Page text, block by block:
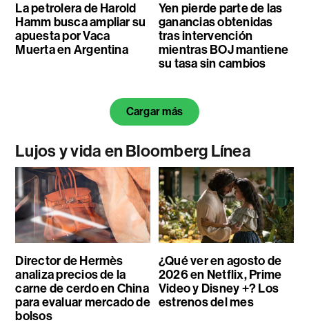
La petrolera de Harold
Hamm busca ampliar su
apuesta por Vaca
Muerta en Argentina
Yen pierde parte de las
ganancias obtenidas
tras intervención
mientras BOJ mantiene
su tasa sin cambios
Cargar más
Lujos y vida en Bloomberg Línea
Director de Hermès
analiza precios de la
carne de cerdo en China
para evaluar mercado de
bolsos
¿Qué ver en agosto de
2026 en Netflix, Prime
Video y Disney +? Los
estrenos del mes